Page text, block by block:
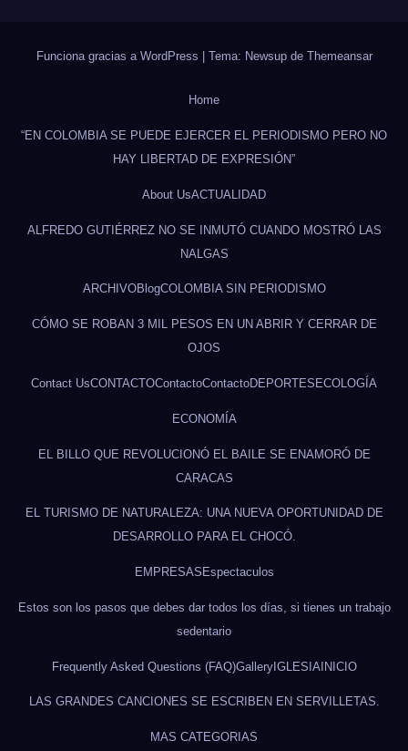
Funciona gracias a WordPress Tema: Newsup de Themeansar
Home
“EN COLOMBIA SE PUEDE EJERCER EL PERIODISMO PERO NO
HAY LIBERTAD DE EXPRESIÓN”
About UsACTUALIDAD
ALFREDO GUTIÉRREZ NO SE INMUTÓ CUANDO MOSTRÓ LAS
NALGAS
ARCHIVOBlogCOLOMBIA SIN PERIODISMO
CÓMO SE ROBAN 3 MIL PESOS EN UN ABRIR Y CERRAR DE
OJOS
Contact UsCONTACTOContactoContactoDEPORTES ECOLOGÍA
ECONOMÍA
EL BILLO QUE REVOLUCIONÓ EL BAILE SE ENAMORÓ DE
CARACAS
EL TURISMO DE NATURALEZA: UNA NUEVA OPORTUNIDAD DE
DESARROLLO PARA EL CHOCÓ.
EMPRESAS Espectaculos
Estos son los pasos que debes dar todos los días, si tienes un trabajo
sedentario
Frequently Asked Questions (FAQ)GalleryIGLESIAINICIO
LAS GRANDES CANCIONES SE ESCRIBEN EN SERVILLETAS.
MAS CATEGORIAS